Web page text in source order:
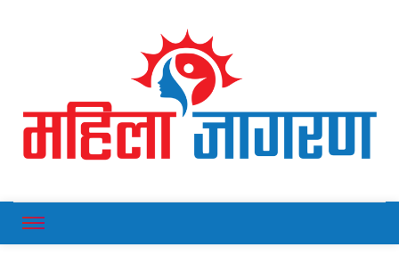
Mahilajagaran